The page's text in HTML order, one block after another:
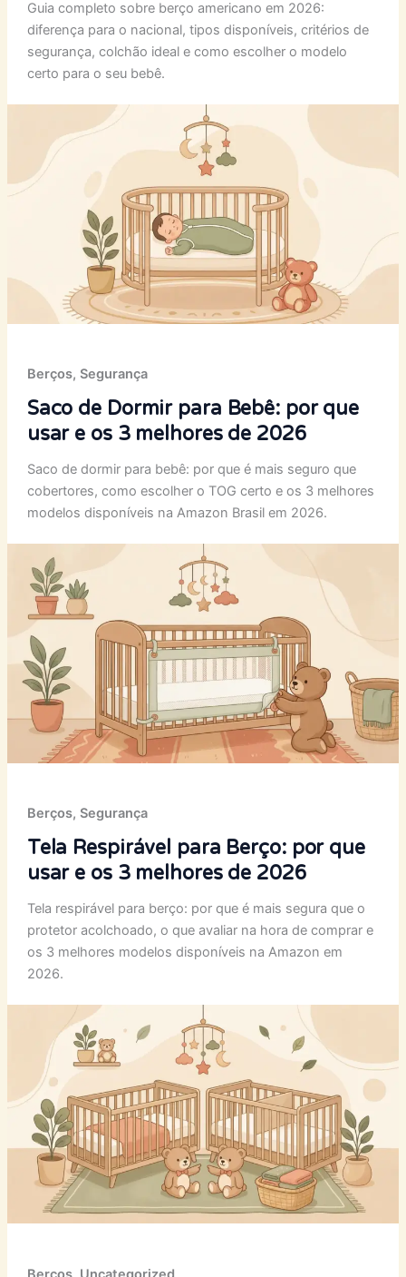
Guia completo sobre berço americano em 2026:
diferença para o nacional, tipos disponíveis, critérios de
segurança, colchão ideal e como escolher o modelo
certo para o seu bebê.
Berços, Segurança
Saco de Dormir para Bebê: por que
usar e os 3 melhores de 2026
Saco de dormir para bebê: por que é mais seguro que
cobertores, como escolher o TOG certo e os 3 melhores
modelos disponíveis na Amazon Brasil em 2026.
Berços, Segurança
Tela Respirável para Berço: por que
usar e os 3 melhores de 2026
Tela respirável para berço: por que é mais segura que o
protetor acolchoado, o que avaliar na hora de comprar e
os 3 melhores modelos disponíveis na Amazon em
2026.